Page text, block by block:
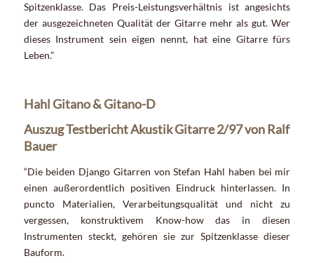
Spitzenklasse. Das Preis-Leistungsverhältnis ist angesichts
der ausgezeichneten Qualität der Gitarre mehr als gut. Wer
dieses Instrument sein eigen nennt, hat eine Gitarre fürs
Leben.”
Hahl Gitano & Gitano-D
Auszug Testbericht Akustik Gitarre 2/97 von Ralf
Bauer
“Die beiden Django Gitarren von Stefan Hahl haben bei mir
einen außerordentlich positiven Eindruck hinterlassen. In
puncto Materialien, Verarbeitungsqualität und nicht zu
vergessen, konstruktivem Know-how das in diesen
Instrumenten steckt, gehören sie zur Spitzenklasse dieser
Bauform.